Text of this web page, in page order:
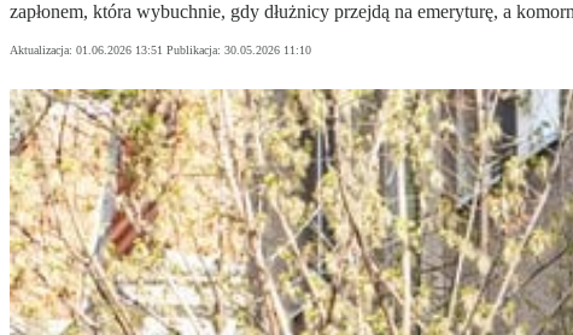
zapłonem, która wybuchnie, gdy dłużnicy przejdą na emeryturę, a
Aktualizacja: 01.06.2026 13:51 Publikacja: 30.05.2026 11:10